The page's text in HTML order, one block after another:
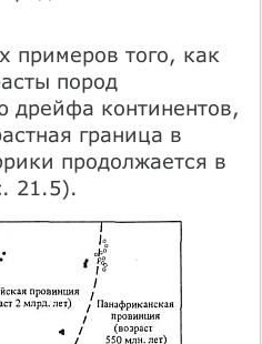
примеров того, как
пород
дрейфа континентов,
граница в
продолжается в
21.5).